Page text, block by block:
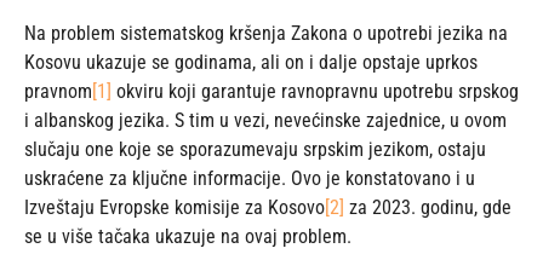
Na problem sistematskog kršenja Zakona o upotrebi jezika na
Kosovu ukazuje se godinama, ali on i dalje opstaje uprkos
pravnom[1] okviru koji garantuje ravnopravnu upotrebu srpskog
i albanskog jezika. S tim u vezi, nevećinske zajednice, u ovom
slučaju one koje se sporazumevaju srpskim jezikom, ostaju
uskraćene za ključne informacije. Ovo je konstatovano i u
Izveštaju Evropske komisije za Kosovo[2] za 2023. godinu, gde
se u više tačaka ukazuje na ovaj problem.